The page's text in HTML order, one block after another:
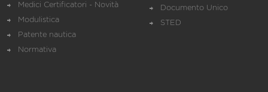
Medici Certificatori - Novità
Modulistica
Patente nautica
Normativa
Documento Unico
STED